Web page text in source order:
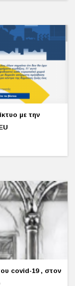
με την
covid-19 , στον